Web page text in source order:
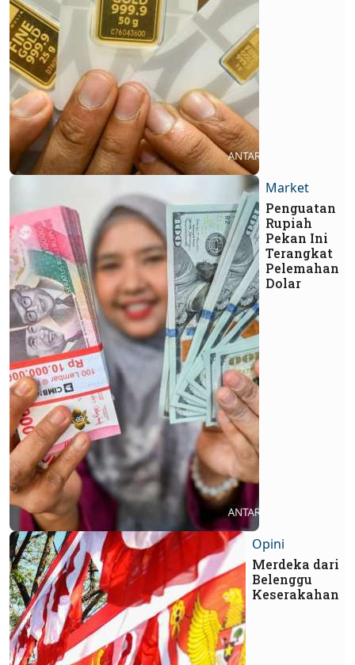
Market
Penguatan
Rupiah
Pekan Ini
Terangkat
Pelemahan
Dolar
Opini
Merdeka dari
Belenggu
Keserakahan